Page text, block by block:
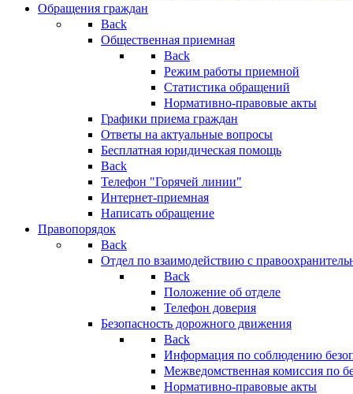
Обращения граждан
Back
Общественная приемная
Back
Режим работы приемной
Статистика обращений
Нормативно-правовые акты
Графики приема граждан
Ответы на актуальные вопросы
Бесплатная юридическая помощь
Back
Телефон "Горячей линии"
Интернет-приемная
Написать обращение
Правопорядок
Back
Отдел по взаимодействию с
Back
Положение об отделе
Телефон доверия
Безопасность дорожного движения
Back
Информация по соблюдению
Межведомственная комиссия по
Нормативно-правовые акты